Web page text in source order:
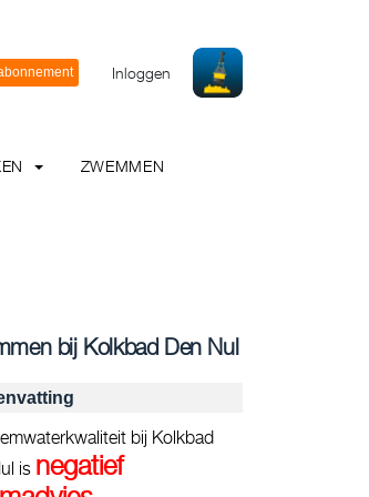
Inloggen
ZWEMMEN
bij Kolkbad Den Nul
bij Kolkbad
is negatief